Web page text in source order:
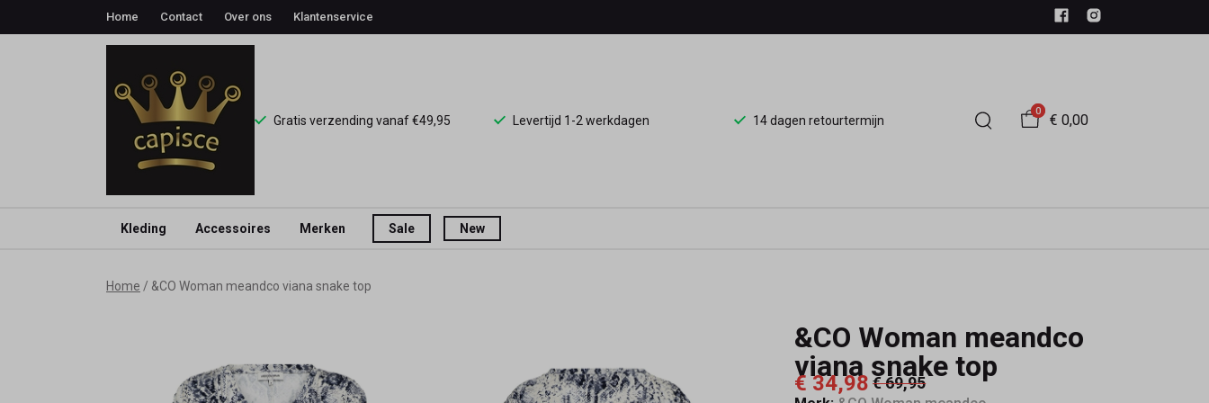
Home Contact Over ons Klantenservice
Gratis verzending vanaf €49,95 Levertijd 1-2 werkdagen 14 dagen retourtermijn
0
€ 0,00
Kleding Accessoires Merken Sale New
Home &CO Woman meandco viana snake top
&CO Woman meandco
viana snake top
€ 34,98 € 69,95